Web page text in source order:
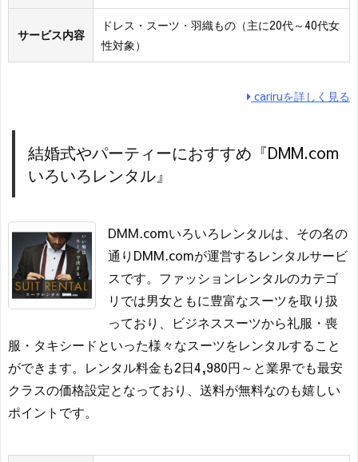
サービス内容
ドレス・スーツ・羽織もの（主に20代～40代女
性対象）
cariruを詳しく見る
結婚式やパーティーにおすすめ『DMM.com
いろいろレンタル』
DMM.comいろいろレンタルは、その名の
通りDMM.comが運営するレンタルサービ
スです。ファッションレンタルのカテゴ
リでは男女ともに豊富なスーツを取り扱
っており、ビジネススーツから礼服・喪
服・タキシードといった様々なスーツをレンタルすること
ができます。レンタル料金も2日4,980円～と業界でも最安
クラスの価格設定となっており、送料が無料なのも嬉しい
ポイントです。